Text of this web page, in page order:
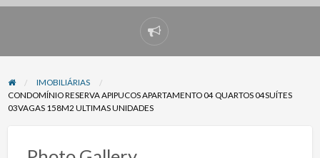
Denunciar
problema
IMOBILIÁRIAS
CONDOMÍNIO RESERVA APIPUCOS APARTAMENTO 04 QUARTOS 04SUÍTES
03VAGAS 158M2 ULTIMAS UNIDADES